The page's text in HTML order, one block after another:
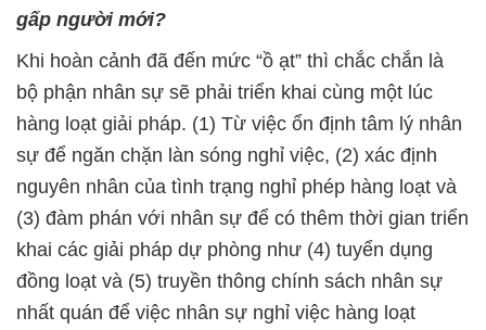
gấp người mới?
Khi hoàn cảnh đã đến mức “ồ ạt” thì chắc chắn là
bộ phận nhân sự sẽ phải triển khai cùng một lúc
hàng loạt giải pháp. (1) Từ việc ổn định tâm lý nhân
sự để ngăn chặn làn sóng nghỉ việc, (2) xác định
nguyên nhân của tình trạng nghỉ phép hàng loạt và
(3) đàm phán với nhân sự để có thêm thời gian triển
khai các giải pháp dự phòng như (4) tuyển dụng
đồng loạt và (5) truyền thông chính sách nhân sự
nhất quán để việc nhân sự nghỉ việc hàng loạt